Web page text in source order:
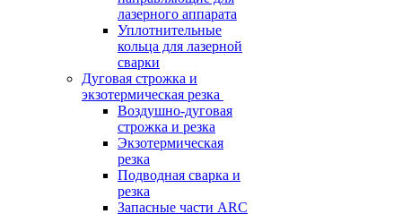
лазерного аппарата
Уплотнительные
кольца для лазерной
сварки
Дуговая строжка и
экзотермическая резка
Воздушно-дуговая
строжка и резка
Экзотермическая
резка
Подводная сварка и
резка
Запасные части ARC